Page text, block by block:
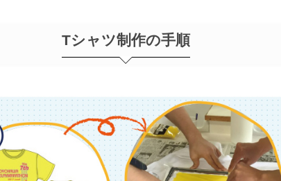
Tシャツ制作の手順